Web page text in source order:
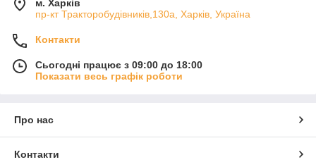
м. Харків
пр-кт Тракторобудівників,130а, Харків, Україна
Контакти
Сьогодні працює з 09:00 до 18:00
Показати весь графік роботи
Про нас
Контакти